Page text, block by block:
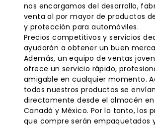
nos encargamos del desarrollo,
venta al por mayor de productos
y protección para automóviles.
Precios competitivos y servicios
ayudarán a obtener un buen
Además, un equipo de ventas
ofrece un servicio rápido,
amigable en cualquier momento.
todos nuestros productos se envían
directamente desde el almacén en
Canadá y México. Por lo tanto, los
que compre serán empaquetados